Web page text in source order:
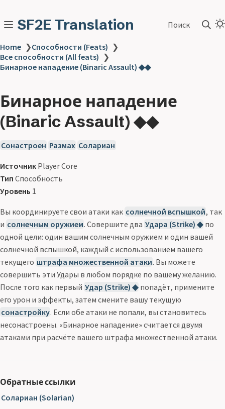
SF2E Translation Поиск
Home ❯Способности (Feats) ❯
Все способности (All feats) ❯
Бинарное нападение (Binaric Assault) ◆◆
Бинарное нападение
(Binaric Assault) ◆◆
Сонастроен Размах Солариан
Источник Player Core
Тип Способность
Уровень 1
Вы координируете свои атаки как солнечной вспышкой, так
и солнечным оружием. Совершите два Удара (Strike) ◆ по
одной цели: один вашим солнечным оружием и один вашей
солнечной вспышкой, каждый с использованием вашего
текущего штрафа множественной атаки. Вы можете
совершить эти Удары в любом порядке по вашему желанию.
После того как первый Удар (Strike) ◆ попадёт, примените
его урон и эффекты, затем смените вашу текущую
сонастройку. Если обе атаки не попали, вы становитесь
несонастроены. «Бинарное нападение» считается двумя
атаками при расчёте вашего штрафа множественной атаки.
Обратные ссылки
Солариан (Solarian)